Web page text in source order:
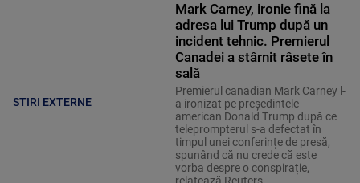
STIRI EXTERNE
Mark Carney, ironie fină la
adresa lui Trump după un
incident tehnic. Premierul
Canadei a stârnit râsete în
sală
Premierul canadian Mark Carney l-
a ironizat pe președintele
american Donald Trump după ce
teleprompterul s-a defectat în
timpul unei conferințe de presă,
spunând că nu crede că este
vorba despre o conspirație,